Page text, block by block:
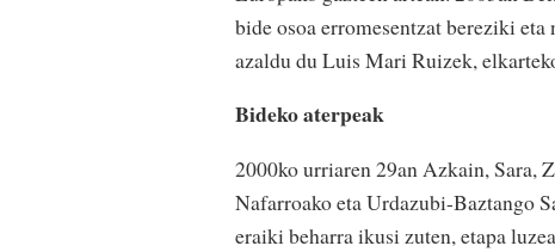
bide osoa erromesentzat bereziki
azaldu du Luis Mari Ruizek,
Bideko aterpeak
2000ko urriaren 29an Azkain,
Nafarroako eta Urdazubi-Baztango
eraiki beharra ikusi zuten, etapa